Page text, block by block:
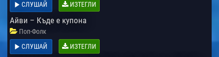
СЛУШАЙ ИЗТЕГЛИ
Айви – Къде е купона
Поп-Фолк
СЛУШАЙ
ИЗТЕГЛИ